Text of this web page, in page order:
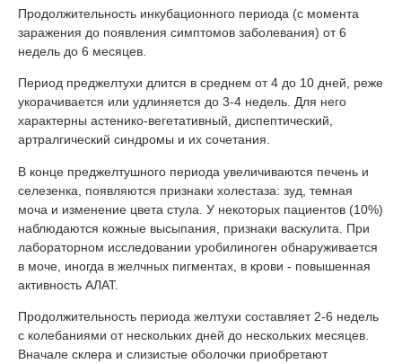
Продолжительность инкубационного периода (с момента
заражения до появления симптомов заболевания) от 6
недель до 6 месяцев.
Период преджелтухи длится в среднем от 4 до 10 дней, реже
укорачивается или удлиняется до 3-4 недель. Для него
характерны астенико-вегетативный, диспептический,
артралгический синдромы и их сочетания.
В конце преджелтушного периода увеличиваются печень и
селезенка, появляются признаки холестаза: зуд, темная
моча и изменение цвета стула. У некоторых пациентов (10%)
наблюдаются кожные высыпания, признаки васкулита. При
лабораторном исследовании уробилиноген обнаруживается
в моче, иногда в желчных пигментах, в крови - повышенная
активность АЛАТ.
Продолжительность периода желтухи составляет 2-6 недель
с колебаниями от нескольких дней до нескольких месяцев.
Вначале склера и слизистые оболочки приобретают